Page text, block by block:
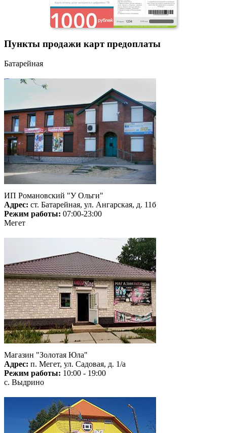
Пункты продажи карт предоплаты
Батарейная
ИП Романовский "У Ольги"
Адрес: ст. Батарейная, ул. Ангарская, д. 11б
Режим работы: 07:00-23:00
Мегет
Магазин "Золотая Юла"
Адрес: п. Мегет, ул. Садовая, д. 1/а
Режим работы: 10:00 - 19:00
с. Выдрино